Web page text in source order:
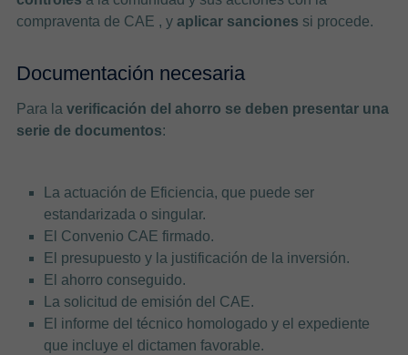
compraventa de CAE , y aplicar sanciones si procede.
Documentación necesaria
Para la verificación del ahorro se deben presentar una
serie de documentos:
La actuación de Eficiencia, que puede ser
estandarizada o singular.
El Convenio CAE firmado.
El presupuesto y la justificación de la inversión.
El ahorro conseguido.
La solicitud de emisión del CAE.
El informe del técnico homologado y el expediente
que incluye el dictamen favorable.